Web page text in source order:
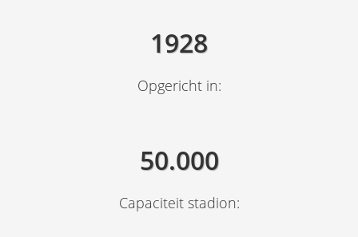
1928
Opgericht in:
50.000
Capaciteit stadion: